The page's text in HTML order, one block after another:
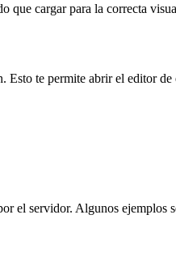
que cargar para la correcta
te permite abrir el editor de
el servidor. Algunos